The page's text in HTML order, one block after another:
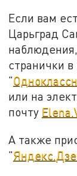
Если вам
Царьград
странички
"
или на
почту
А также
"